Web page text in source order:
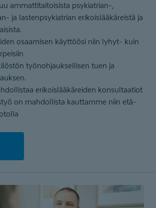
ammattitaitoisista psykiatrian-,
ja lastenpsykiatrian erikoislääkäreistä ja
osaamisen käyttöösi niin lyhyt- kuin
työnohjauksellisen tuen ja
erikoislääkäreiden konsultaatiot
on mahdollista kauttamme niin etä-